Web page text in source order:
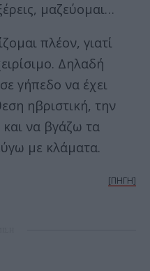
μαζεύομαι…
πλέον, γιατί
Δηλαδή
γήπεδο να έχει
ηβριστική, την
να βγάζω τα
με κλάματα.
[ΠΗΓΗ]